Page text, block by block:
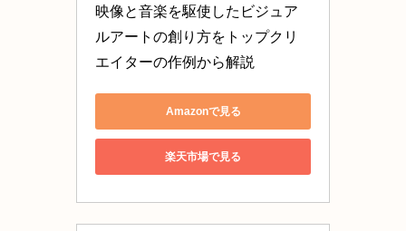
映像と音楽を駆使したビジュア
ルアートの創り方をトップクリ
エイターの作例から解説
Amazonで見る
楽天市場で見る